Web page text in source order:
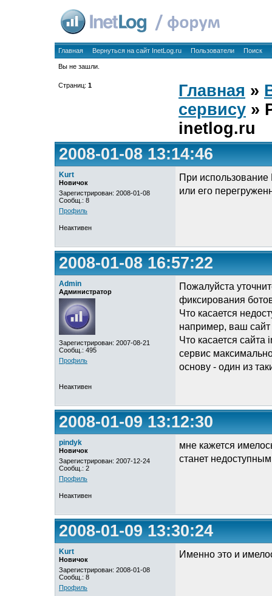
Главная Вернуться на сайт InetLog.ru Пользователи Поиск
Вы не зашли.
Страниц: 1 Главная »
сервису »
inetlog.ru
2008-01-08 13:14:46
Kurt
Новичок
Зарегистрирован: 2008-01-08
Сообщ.: 8
Профиль
При использование
или его
Неактивен
2008-01-08 16:57:22
Admin
Администратор
Зарегистрирован: 2007-08-21
Сообщ.: 495
Профиль
Пожалуйста
фиксирования
Что касается
например, ваш сайт
Что касается
сервис
основу - один из
Неактивен
2008-01-09 13:12:30
pindyk
Новичок
Зарегистрирован: 2007-12-24
Сообщ.: 2
Профиль
мне кажется
станет недоступным
Неактивен
2008-01-09 13:30:24
Kurt
Новичок
Зарегистрирован: 2008-01-08
Сообщ.: 8
Профиль
Именно это и